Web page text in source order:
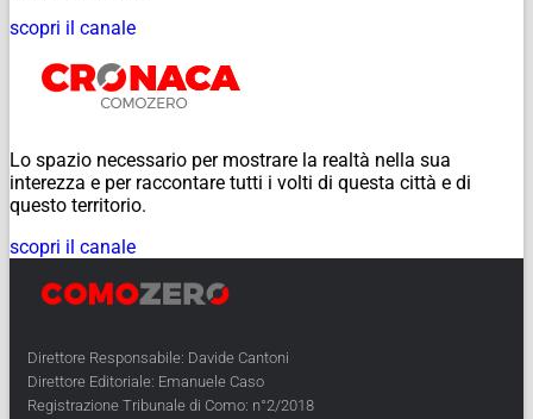
scopri il canale
Lo spazio necessario per mostrare la realtà nella sua
interezza e per raccontare tutti i volti di questa città e di
questo territorio.
scopri il canale
Direttore Responsabile: Davide Cantoni
Direttore Editoriale: Emanuele Caso
Registrazione Tribunale di Como: n°2/2018